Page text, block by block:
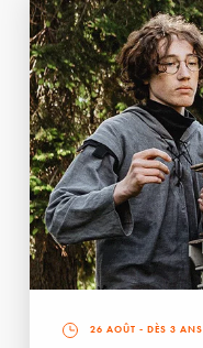
26 AOÛT - DÈS 3 ANS